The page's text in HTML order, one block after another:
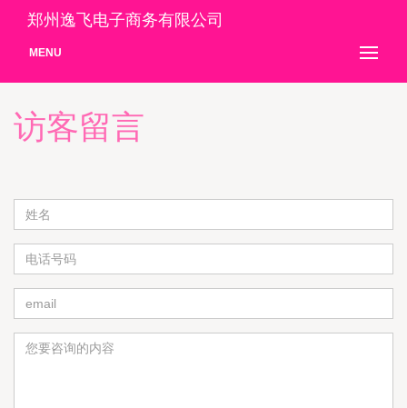
郑州逸飞电子商务有限公司
MENU
访客留言